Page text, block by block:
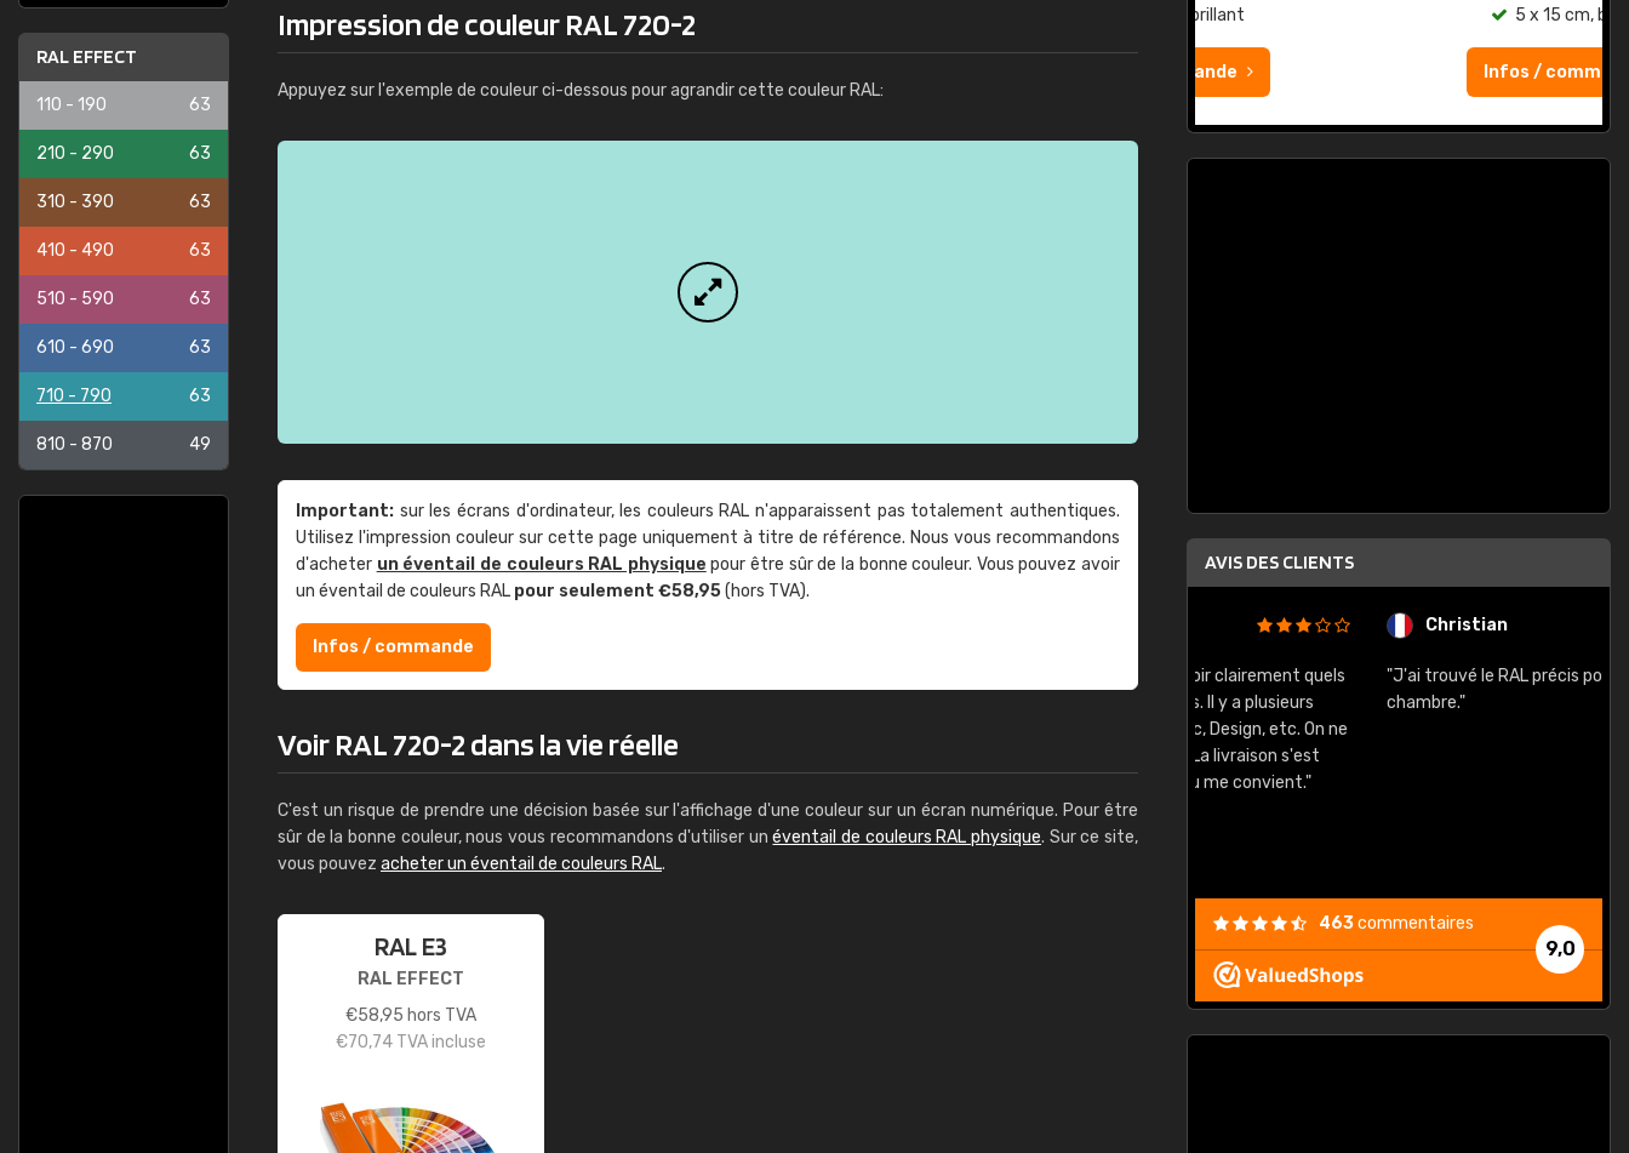
RAL EFFECT
110 - 190 63
210 - 290 63
310 - 390 63
410 - 490 63
510 - 590 63
610 - 690 63
710 - 790 63
810 - 870 49
Impression de couleur RAL 720-2
Appuyez sur l'exemple de couleur ci-dessous pour agrandir cette couleur RAL:
Important: sur les écrans d'ordinateur, les couleurs RAL n'apparaissent pas totalement authentiques.
Utilisez l'impression couleur sur cette page uniquement à titre de référence. Nous vous recommandons
d'acheter un éventail de couleurs RAL physique pour être sûr de la bonne couleur. Vous pouvez avoir
un éventail de couleurs RAL pour seulement €58,95(hors TVA).
Infos / commande
Voir RAL 720-2 dans la vie réelle
C'est un risque de prendre une décision basée sur l'affichage d'une couleur sur un écran numérique. Pour être
sûr de la bonne couleur, nous vous recommandons d'utiliser unéventail de couleurs RAL physique. Sur ce site,
vous pouvez acheter un éventail de couleurs RAL.
RAL E3
RAL EFFECT
€58,95 hors TVA
€70,74 TVA incluse
AVIS DES CLIENTS
Christian
"J'ai trouvé le RAL précis pour le ton de ma
chambre."
9,0
463commentaires